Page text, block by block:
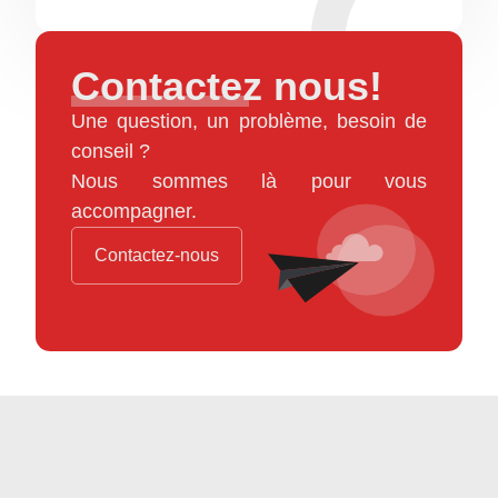
Contactez nous!
Une question, un problème, besoin de
conseil ?
Nous sommes là pour vous
accompagner.
Contactez-nous